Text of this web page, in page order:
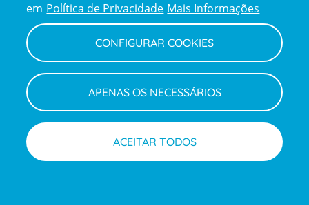
Centro de Apoio ao Cliente | Política de Privacidade e Cookies
em Política de Privacidade Mais Informações
CONFIGURAR COOKIES
APENAS OS NECESSÁRIOS
ACEITAR TODOS